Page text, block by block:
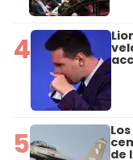
4
5 de